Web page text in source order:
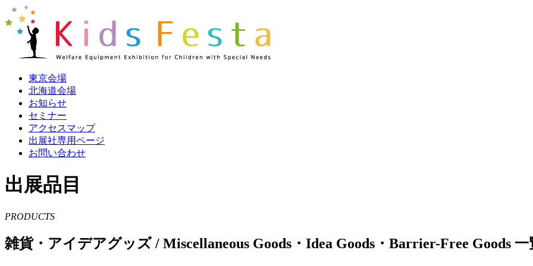
東京会場
北海道会場
お知らせ
セミナー
アクセスマップ
出展社専用ページ
お問い合わせ
出展品目
PRODUCTS
雑貨・アイデアグッズ / Miscellaneous Goods・Idea Goods・Barrier-Free Goods 一